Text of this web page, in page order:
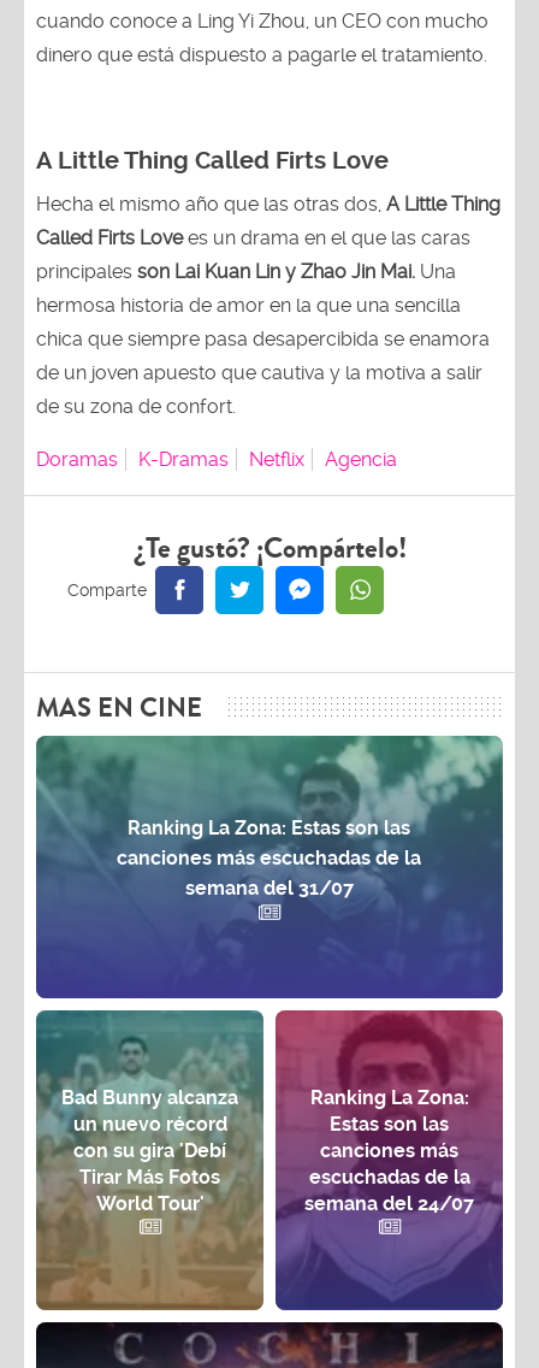
cuando conoce a Ling Yi Zhou, un CEO con mucho
dinero que está dispuesto a pagarle el tratamiento.
A Little Thing Called Firts Love
Hecha el mismo año que las otras dos, A Little Thing
Called Firts Lovees un drama en el que las caras
principales son Lai Kuan Lin y Zhao Jin Mai. Una
hermosa historia de amor en la que una sencilla
chica que siempre pasa desapercibida se enamora
de un joven apuesto que cautiva y la motiva a salir
de su zona de confort.
Doramas K-Dramas Netflix Agencia
¿Te gustó? ¡Compártelo!
MAS EN CINE
Ranking La Zona: Estas son las
canciones más escuchadas de la
semana del 31/07
Bad Bunny alcanza
un nuevo récord
con su gira 'Debí
Tirar Más Fotos
World Tour'
Ranking La Zona:
Estas son las
canciones más
escuchadas de la
semana del 24/07